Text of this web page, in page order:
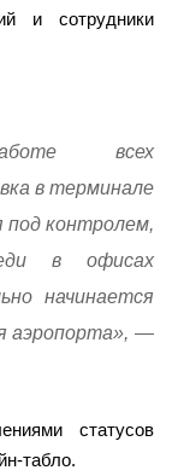
и сотрудники
всех
в терминале
контролем,
в офисах
начинается
аэропорта», —
статусов
табло.